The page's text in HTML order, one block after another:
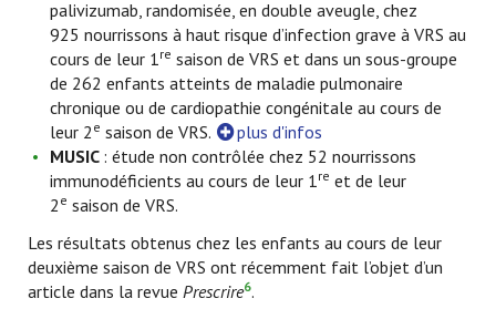
palivizumab, randomisée, en double aveugle, chez
925 nourrissons à haut risque d’infection grave à VRS au
cours de leur 1re saison de VRS et dans un sous-groupe
de 262 enfants atteints de maladie pulmonaire
chronique ou de cardiopathie congénitale au cours de
leur 2 e saison de VRS.
plus d'infos
MUSIC : étude non contrôlée chez 52 nourrissons
immunodéficients au cours de leur 1re et de leur
2 e saison de VRS.
Les résultats obtenus chez les enfants au cours de leur
deuxième saison de VRS ont récemment fait l’objet d’un
article dans la revue Prescrire6.